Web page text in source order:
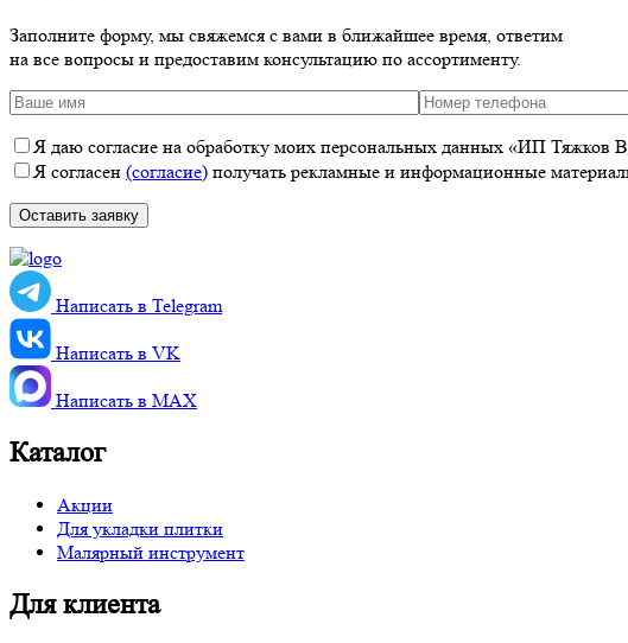
Заполните форму, мы свяжемся с вами в ближайшее время, ответим
на все вопросы и предоставим консультацию по ассортименту.
Я даю согласие на обработку моих персональных данных «ИП Тяжков
Я согласен (согласие) получать рекламные и информационные
Написать в Telegram
Написать в VK
Написать в MАХ
Каталог
Акции
Для укладки плитки
Малярный инструмент
Для клиента